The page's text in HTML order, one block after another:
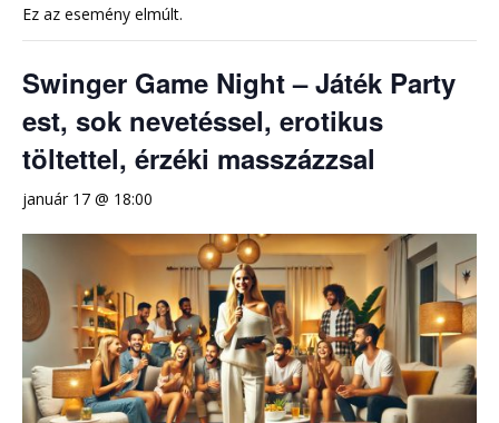
Ez az esemény elmúlt.
Swinger Game Night – Játék Party
est, sok nevetéssel, erotikus
töltettel, érzéki masszázzsal
január 17 @ 18:00